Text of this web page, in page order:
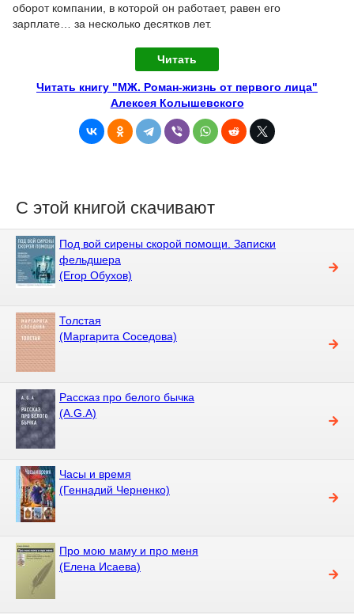
оборот компании, в которой он работает, равен его
зарплате… за несколько десятков лет.
Читать
Читать книгу "МЖ. Роман-жизнь от первого лица"
Алексея Колышевского
С этой книгой скачивают
Под вой сирены скорой помощи. Записки
фельдшера
(Егор Обухов)
Толстая
(Маргарита Соседова)
Рассказ про белого бычка
(A.G.A)
Часы и время
(Геннадий Черненко)
Про мою маму и про меня
(Елена Исаева)